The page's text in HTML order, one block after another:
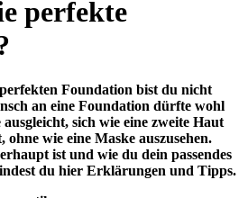
perfekte
Foundation bist du nicht
an eine Foundation dürfte wohl
ausgleicht, sich wie eine zweite Haut
wie eine Maske auszusehen.
ist und wie du dein passendes
du hier Erklärungen und Tipps.